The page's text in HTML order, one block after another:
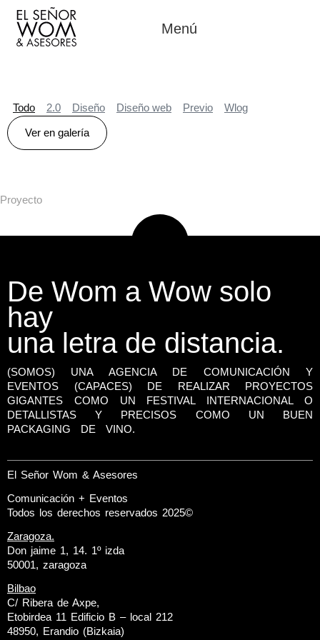
Menú
2.0 Diseño Diseño web Previo Wlog
Todo
Ver en galería
Proyecto
De Wom a Wow solo
hay
una letra de distancia.
(SOMOS) UNA AGENCIA DE COMUNICACIÓN Y
EVENTOS (CAPACES) DE REALIZAR PROYECTOS
GIGANTES COMO UN FESTIVAL INTERNACIONAL O
DETALLISTAS Y PRECISOS COMO UN BUEN
PACKAGING DE VINO.
El Señor Wom & Asesores
Comunicación + Eventos
Todos los derechos reservados 2025©
Zaragoza.
Don jaime 1, 14. 1º izda
50001, zaragoza
Bilbao
C/ Ribera de Axpe,
Etobirdea 11 Edificio B – local 212
48950, Erandio (Bizkaia)